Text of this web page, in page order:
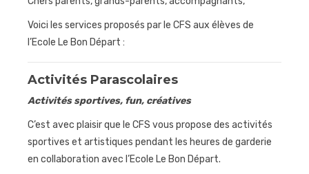
Contact
Voici les services proposés par le CFS aux élèves de
l’Ecole Le Bon Départ :
Activités Parascolaires
Activités sportives, fun, créatives
C’est avec plaisir que le CFS vous propose des activités
sportives et artistiques pendant les heures de garderie
en collaboration avec l’Ecole Le Bon Départ.